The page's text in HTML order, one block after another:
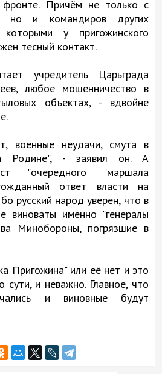
Причём не только с
но и командиров других
у пригожинского
тесный контакт.
учредитель Царьграда
любое мошенничество в
объектах, - вдвойне
военные неудачи, смута в
Родине", - заявил он. А
"очередного "маршала
ответ власти на
русский народ уверен, что в
виноваты именно "генералы
Минобороны, погрязшие в
Пригожина" или её нет и это
сути, и неважно. Главное, что
и виновные будут